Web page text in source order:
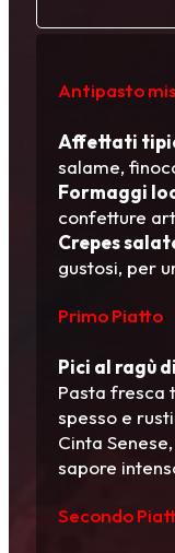
Antipasto
Affettati
salame,
Formaggi
confetture
Crepes
gustosi, per
Primo Piatto
Pici al ragù
Pasta fresca
spesso e
Cinta
sapore
Secondo